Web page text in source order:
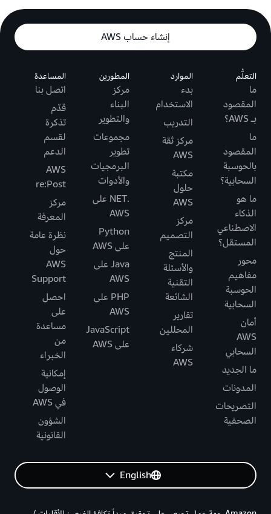
إنشاء حساب AWS
التعلُّم
ما
المقصود
بـ AWS؟
ما
المقصود
بالحوسبة
السحابية؟
ما هو
الذكاء
الاصطناعي
المستقل؟
محور
مفاهيم
الحوسبة
السحابية
أمان
AWS
السحابي
ما الجديد
المدونات
التصريحات
الصحفية
الموارد
بدء
الاستخدام
التدريب
مركز ثقة
AWS
مكتبة
حلول
AWS
مركز
التصميم
المنتج
والأسئلة
التقنية
الشائعة
تقارير
المحللين
شركاء
AWS
المطورين
مركز
البناء
والتطوير
مجموعات
تطوير
البرمجيات
والأدوات
.NET على
AWS
Python
على AWS
Java على
AWS
PHP على
AWS
JavaScript
على AWS
المساعدة
اتصل بنا
قدّم
تذكرة
لقسم
الدعم
AWS
re:Post
مركز
المعرفة
نظرة عامة
حول
AWS
Support
احصل
على
مساعدة
من
الخبراء
إمكانية
الوصول
في AWS
الشؤون
القانونية
English